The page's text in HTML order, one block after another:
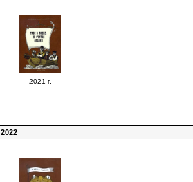
2021 г.
2022